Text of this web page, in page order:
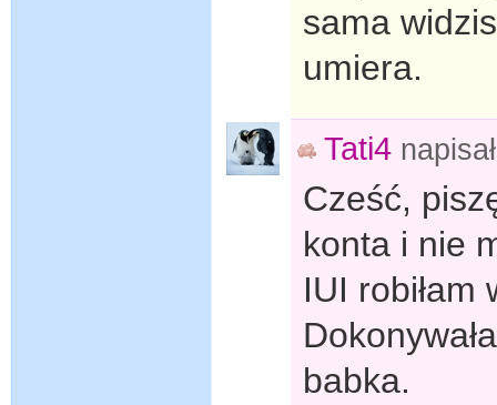
sama
umiera.
Tati4
Cześć,
konta i nie
IUI robiłam
babka.